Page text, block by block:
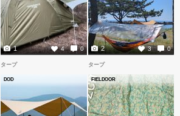
4 0
1 3 0
2
タープ
DOD
タープ
FIELDOOR